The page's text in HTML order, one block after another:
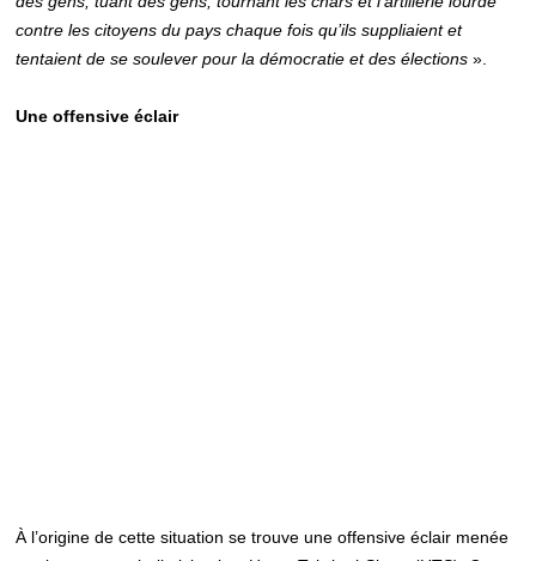
contre les citoyens du pays chaque fois qu’ils suppliaient et
tentaient de se soulever pour la démocratie et des élections ».
Une offensive éclair
À l’origine de cette situation se trouve une offensive éclair menée